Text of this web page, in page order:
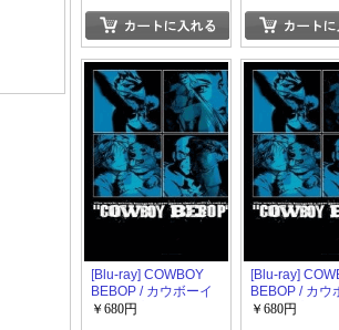
[Blu-ray] COWBOY
BEBOP / カウボーイ
ビバップ 5
￥680円
[Blu-ray]
BEBOP / カウ
ビバップ 3
￥680円